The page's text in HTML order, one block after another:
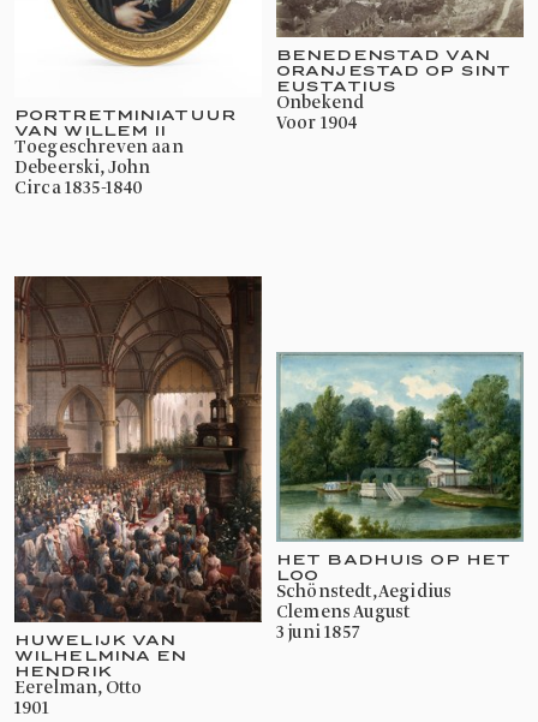
PORTRETMINIATUUR
VAN WILLEM II
toegeschreven aan
Debeerski, John
circa 1835-1840
BENEDENSTAD VAN
ORANJESTAD OP SINT
EUSTATIUS
onbekend
voor 1904
HUWELIJK VAN
WILHELMINA EN
HENDRIK
Eerelman, Otto
1901
HET BADHUIS OP HET
LOO
Schönstedt, Aegidius
Clemens August
3 juni 1857